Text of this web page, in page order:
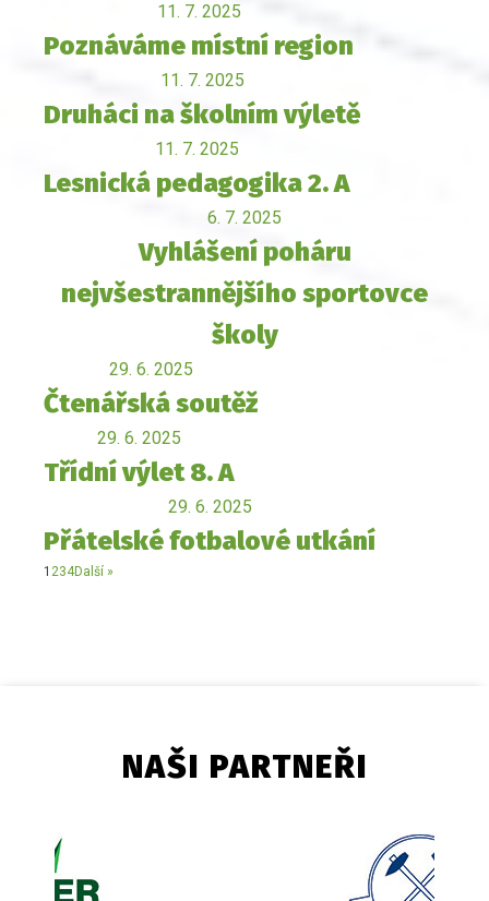
11. 7. 2025
Poznáváme místní region
11. 7. 2025
Druháci na školním výletě
11. 7. 2025
Lesnická pedagogika 2. A
6. 7. 2025
Vyhlášení poháru
nejvšestrannějšího sportovce
školy
29. 6. 2025
Čtenářská soutěž
29. 6. 2025
Třídní výlet 8. A
29. 6. 2025
Přátelské fotbalové utkání
1 234Další »
NAŠI PARTNEŘI